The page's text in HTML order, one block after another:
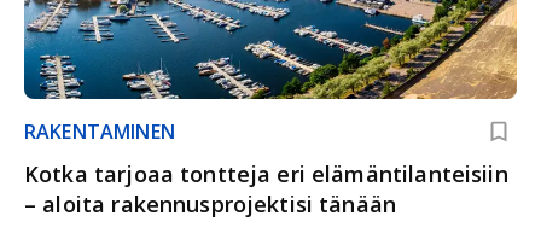
RAKENTAMINEN
Kotka tarjoaa tontteja eri elämäntilanteisiin
– aloita rakennusprojektisi tänään